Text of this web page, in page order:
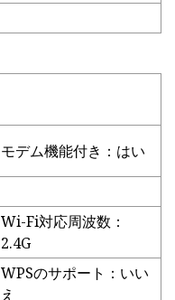
モデム機能付き：はい
Wi-Fi対応周波数：
2.4G
WPSのサポート：いい
え